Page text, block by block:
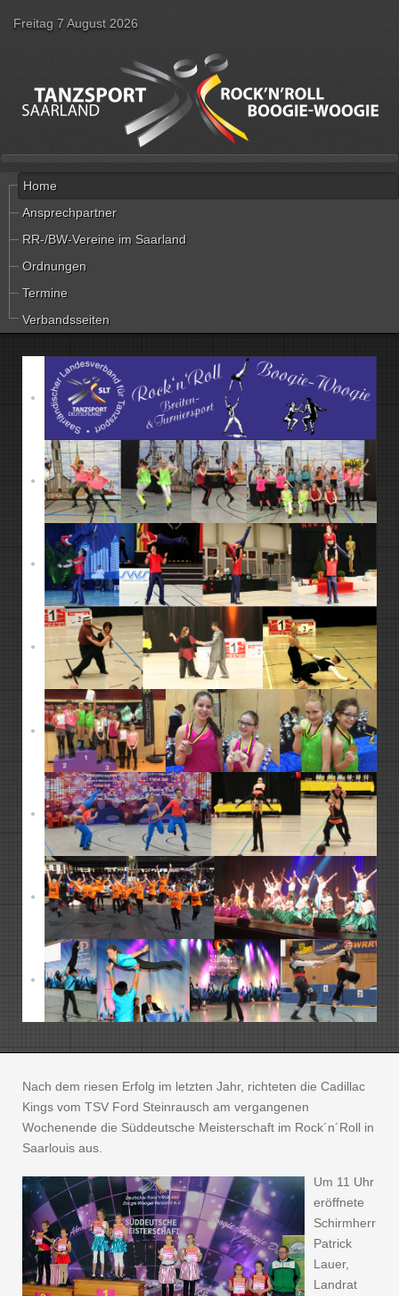
Freitag 7 August 2026
Home
Ansprechpartner
RR-/BW-Vereine im Saarland
Ordnungen
Termine
Verbandsseiten
Nach dem riesen Erfolg im letzten Jahr, richteten die Cadillac
Kings vom TSV Ford Steinrausch am vergangenen
Wochenende die Süddeutsche Meisterschaft im Rock´n´Roll in
Saarlouis aus.
Um 11 Uhr
eröffnete
Schirmherr
Patrick
Lauer,
Landrat